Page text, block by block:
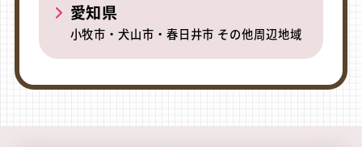
愛知県
小牧市・犬山市・春日井市 その他周辺地域